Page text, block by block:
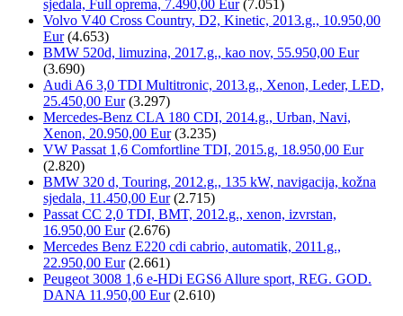
sjedala, Full oprema, 7.490,00 Eur (7.051)
Volvo V40 Cross Country, D2, Kinetic, 2013.g., 10.950,00
Eur (4.653)
BMW 520d, limuzina, 2017.g., kao nov, 55.950,00 Eur
(3.690)
Audi A6 3,0 TDI Multitronic, 2013.g., Xenon, Leder, LED,
25.450,00 Eur (3.297)
Mercedes-Benz CLA 180 CDI, 2014.g., Urban, Navi,
Xenon, 20.950,00 Eur (3.235)
VW Passat 1,6 Comfortline TDI, 2015.g, 18.950,00 Eur
(2.820)
BMW 320 d, Touring, 2012.g., 135 kW, navigacija, kožna
sjedala, 11.450,00 Eur (2.715)
Passat CC 2,0 TDI, BMT, 2012.g., xenon, izvrstan,
16.950,00 Eur (2.676)
Mercedes Benz E220 cdi cabrio, automatik, 2011.g.,
22.950,00 Eur (2.661)
Peugeot 3008 1,6 e-HDi EGS6 Allure sport, REG. GOD.
DANA 11.950,00 Eur (2.610)